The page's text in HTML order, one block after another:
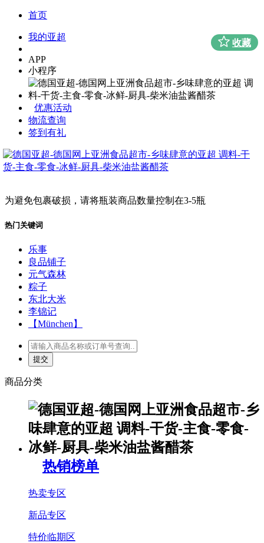
首页
我的亚超
APP
小程序
优惠活动
物流查询
签到有礼
为避免包裹破损，请将瓶装商品数量控制在3-5瓶
热门关键词
乐事
良品铺子
元气森林
粽子
东北大米
李锦记
【München】
商品分类
热销榜单
热卖专区
新品专区
特价临期区
收藏